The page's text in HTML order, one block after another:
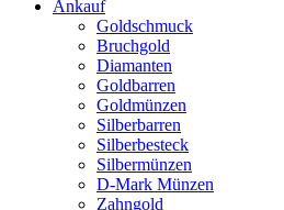
Ankauf
Goldschmuck
Bruchgold
Diamanten
Goldbarren
Goldmünzen
Silberbarren
Silberbesteck
Silbermünzen
D-Mark Münzen
Zahngold